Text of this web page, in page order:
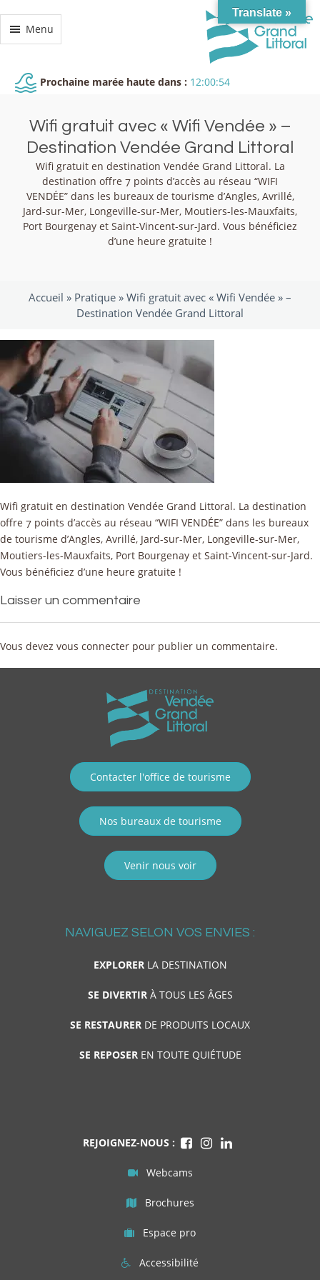
Menu
Prochaine marée haute dans : 12:00:54
Wifi gratuit avec « Wifi Vendée » –
Destination Vendée Grand Littoral
Wifi gratuit en destination Vendée Grand Littoral. La
destination offre 7 points d’accès au réseau “WIFI
VENDÉE” dans les bureaux de tourisme d’Angles, Avrillé,
Jard-sur-Mer, Longeville-sur-Mer, Moutiers-les-Mauxfaits,
Port Bourgenay et Saint-Vincent-sur-Jard. Vous bénéficiez
d’une heure gratuite !
Accueil » Pratique » Wifi gratuit avec « Wifi Vendée » –
Destination Vendée Grand Littoral
Wifi gratuit en destination Vendée Grand Littoral. La destination
offre 7 points d’accès au réseau “WIFI VENDÉE” dans les bureaux
de tourisme d’Angles, Avrillé, Jard-sur-Mer, Longeville-sur-Mer,
Moutiers-les-Mauxfaits, Port Bourgenay et Saint-Vincent-sur-Jard.
Vous bénéficiez d’une heure gratuite !
Laisser un commentaire
Vous devez vous connecter pour publier un commentaire.
Contacter l'office de tourisme
Nos bureaux de tourisme
Venir nous voir
NAVIGUEZ SELON VOS ENVIES :
EXPLORERLA DESTINATION
SE DIVERTIRÀ TOUS LES ÂGES
SE RESTAURER DE PRODUITS LOCAUX
SE REPOSEREN TOUTE QUIÉTUDE
REJOIGNEZ-NOUS :
Webcams
Brochures
Espace pro
Accessibilité
Translate »